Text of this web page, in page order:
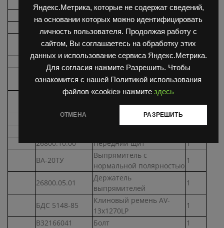
Яндекс.Метрика, которые не содержат сведений,
на основании которых можно идентифицировать
личность пользователя. Продолжая работу с
сайтом, Вы соглашаетесь на обработку этих
данных и использование сервиса Яндекс.Метрика.
Для согласия нажмите Разрешить. Чтобы
ознакомится с нашей Политикой использования
файлов «cookie» нажмите здесь
ОТМЕНА РАЗРЕШИТЬ
26800.00.07
26800.03.00
1
3
26800.04.00
выпрямителей
1
Щит задний с
выпрямителями
26800.06.01
26800.10.00
Передний щит
1
ВА-20ТУ
Выпрямитель с
нормальной полярностью
1
26800.05.01
Держатель
выпрямителей
1
БДС 5148-85
Клиновый ремень AV-
13x1270LP
1
В32166041
Болт
1